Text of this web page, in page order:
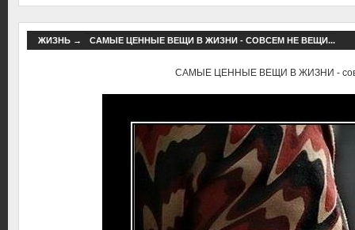
ЖИЗНЬ→ САМЫЕ ЦЕННЫЕ ВЕЩИ В ЖИЗНИ - СОВСЕМ НЕ ВЕЩИ...
САМЫЕ ЦЕННЫЕ ВЕЩИ В ЖИЗНИ -